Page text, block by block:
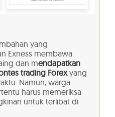
yang
Exness membawa
dan mendapatkan
trading Forexyang
Namun, warga
harus memeriksa
untuk terlibat di